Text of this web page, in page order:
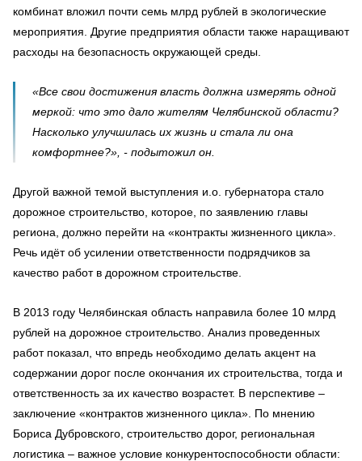
комбинат вложил почти семь млрд рублей в экологические
мероприятия. Другие предприятия области также наращивают
расходы на безопасность окружающей среды.
«Все свои достижения власть должна измерять одной
меркой: что это дало жителям Челябинской области?
Насколько улучшилась их жизнь и стала ли она
комфортнее?», - подытожил он.
Другой важной темой выступления и.о. губернатора стало
дорожное строительство, которое, по заявлению главы
региона, должно перейти на «контракты жизненного цикла».
Речь идёт об усилении ответственности подрядчиков за
качество работ в дорожном строительстве.
В 2013 году Челябинская область направила более 10 млрд
рублей на дорожное строительство. Анализ проведенных
работ показал, что впредь необходимо делать акцент на
содержании дорог после окончания их строительства, тогда и
ответственность за их качество возрастет. В перспективе –
заключение «контрактов жизненного цикла». По мнению
Бориса Дубровского, строительство дорог, региональная
логистика – важное условие конкурентоспособности области: